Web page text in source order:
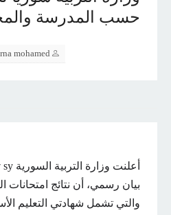
حسب المدرسة
mohamed
والتي تشمل شهادتي التعليم